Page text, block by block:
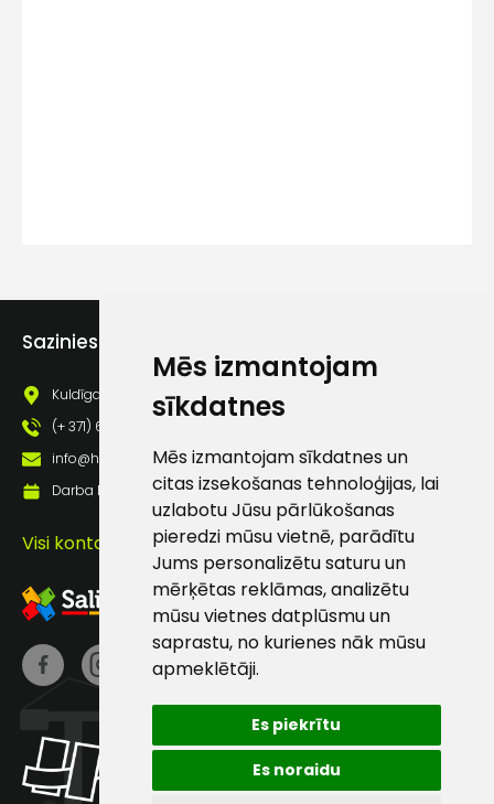
Mēs izmantojam
sīkdatnes
Mēs izmantojam sīkdatnes un
citas izsekošanas tehnoloģijas, lai
uzlabotu Jūsu pārlūkošanas
pieredzi mūsu vietnē, parādītu
Jums personalizētu saturu un
mērķētas reklāmas, analizētu
mūsu vietnes datplūsmu un
saprastu, no kurienes nāk mūsu
apmeklētāji.
Es piekrītu
Es noraidu
Sazinies ar mums
Kuldīgas iela 69a, Saldus, Saldus nov., LV - 3801
(+ 371) 63 881 186
info@hards.lv
Darba laiks: Darbadienās: 8:00 - 17:00
Visi kontakti
Klientu
atbalsts
Darbdienās:
8:00 – 17:00
info@hards.lv